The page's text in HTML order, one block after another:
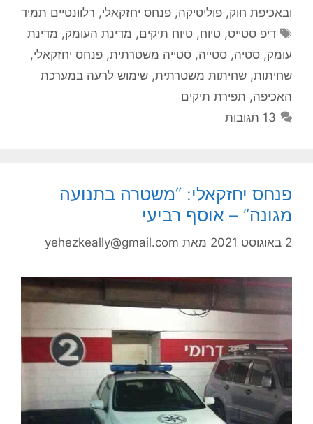
ובאכיפת חוק, פוליטיקה, פנחס יחזקאלי, רלוונטיים תמיד
תגיות
דיפ סטייט,טיוח,טיוח תיקים, מדינת העומק, מדינת
עומק, סטיה, סטייה, סטייה משטרתית, פנחס יחזקאלי,
שחיתות, שחיתות משטרתית, שימוש לרעה במערכת
האכיפה, תפירת תיקים
13 תגובות
פנחס יחזקאלי: “משטרה בתנועה
מגונה” – אוסף רביעי
2 באוגוסט 2021 מאת yehezkeally@gmail.com